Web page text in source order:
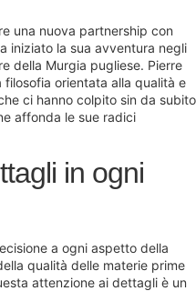
una nuova partnership con
iniziato la sua avventura negli
della Murgia pugliese. Pierre
orientata alla qualità e
ci hanno colpito sin da subito
affonda le sue radici
in ogni
a ogni aspetto della
qualità delle materie prime
attenzione ai dettagli è un